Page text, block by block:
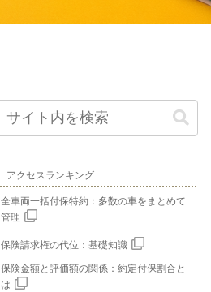
アクセスランキング
全車両一括付保特約：多数の車をまとめて
管理
保険請求権の代位：基礎知識
保険金額と評価額の関係：約定付保割合と
は